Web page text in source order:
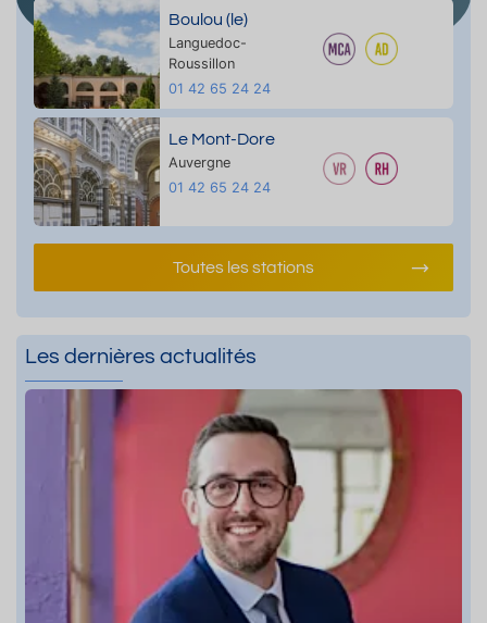
Boulou (le)
Languedoc-
Roussillon
01 42 65 24 24
Le Mont-Dore
Auvergne
01 42 65 24 24
Toutes les stations
Les dernières actualités